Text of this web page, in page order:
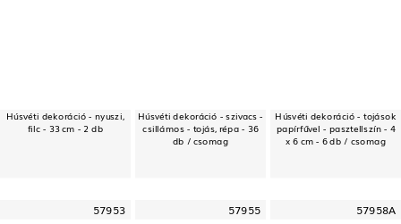
Húsvéti dekoráció - nyuszi,
filc - 33 cm - 2 db
Húsvéti dekoráció - szivacs -
csillámos - tojás, répa - 36
db / csomag
Húsvéti dekoráció - tojások
papírfűvel - pasztellszín - 4
x 6 cm - 6 db / csomag
57953 57955 57958A